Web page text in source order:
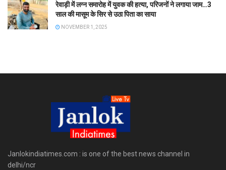
रेवाड़ी में लग्न समारोह में युवक की हत्या, परिजनों ने लगाया जाम…3
साल की मासूम के सिर से उठा पिता का साया
NOVEMBER 1, 2025
Janlokindiatimes.com : is one of the best news channel in
delhi/ncr